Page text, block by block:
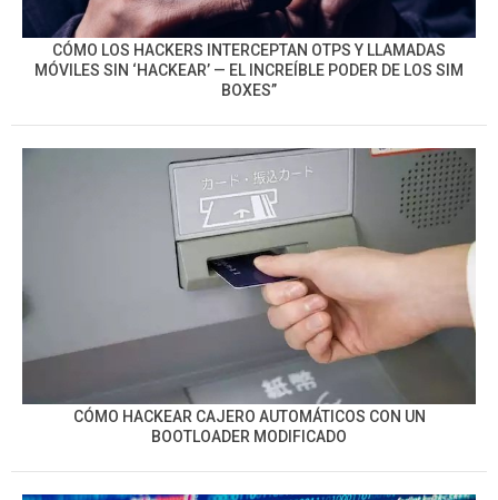
CÓMO LOS HACKERS INTERCEPTAN OTPS Y LLAMADAS
MÓVILES SIN ‘HACKEAR’ — EL INCREÍBLE PODER DE LOS SIM
BOXES”
CÓMO HACKEAR CAJERO AUTOMÁTICOS CON UN
BOOTLOADER MODIFICADO